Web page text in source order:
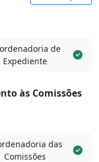
de
Expediente
às Comissões
das
Comissões